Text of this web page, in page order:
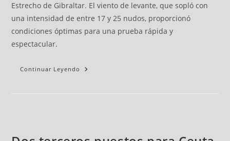
Estrecho de Gibraltar. El viento de levante, que sopló con
una intensidad de entre 17 y 25 nudos, proporcionó
condiciones óptimas para una prueba rápida y
espectacular.
Continuar Leyendo